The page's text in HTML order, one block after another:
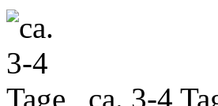
ca. 3-4